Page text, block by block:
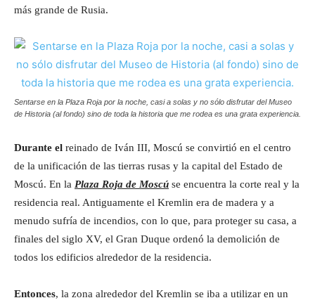
más grande de Rusia.
Sentarse en la Plaza Roja por la noche, casi a solas y no sólo disfrutar del Museo
de Historia (al fondo) sino de toda la historia que me rodea es una grata experiencia.
Durante el reinado de Iván III, Moscú se convirtió en el centro
de la unificación de las tierras rusas y la capital del Estado de
Moscú. En la Plaza Roja de Moscú se encuentra la corte real y la
residencia real. Antiguamente el Kremlin era de madera y a
menudo sufría de incendios, con lo que, para proteger su casa, a
finales del siglo XV, el Gran Duque ordenó la demolición de
todos los edificios alrededor de la residencia.
Entonces, la zona alrededor del Kremlin se iba a utilizar en un